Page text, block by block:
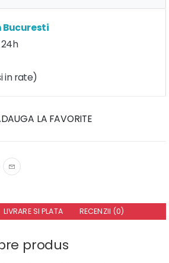
Bucuresti
in rate)
LA FAVORITE
LIVRARE SI PLATA RECENZII (0)
produs